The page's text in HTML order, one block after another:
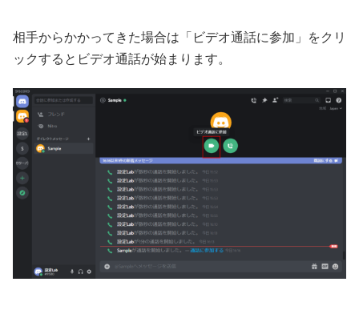
相手からかかってきた場合は「ビデオ通話に参加」をクリ
ックするとビデオ通話が始まります。